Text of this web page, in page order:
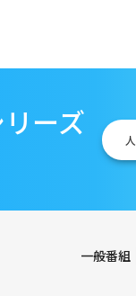
ーズ
一般番組